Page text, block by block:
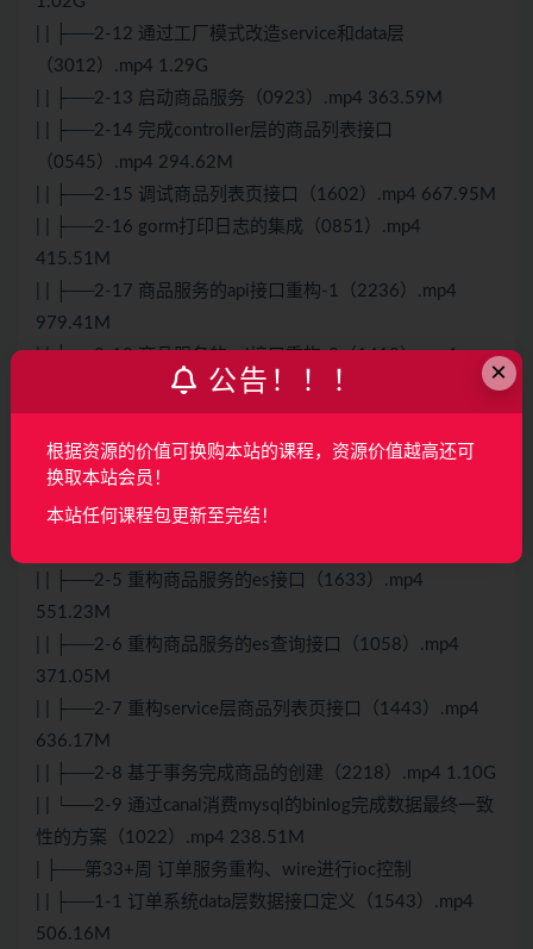
| | ├──2-12 通过工厂模式改造service和data层
（3012）.mp4 1.29G
| | ├──2-13 启动商品服务（0923）.mp4 363.59M
| | ├──2-14 完成controller层的商品列表接口
（0545）.mp4 294.62M
| | ├──2-15 调试商品列表页接口（1602）.mp4 667.95M
| | ├──2-16 gorm打印日志的集成（0851）.mp4
415.51M
| | ├──2-17 商品服务的api接口重构-1（2236）.mp4
979.41M
| | ├──2-18 商品服务的api接口重构-2（1418）.mp4
| | ├──2-2 重构商品相关的接口（1217）.mp4 654.44M
| | ├──2-3 重构商品服务其他接口的data接口
（1123）.mp4 486.74M
| | ├──2-4 商品列表页重构需求分析（1057）.mp4
| | ├──2-5 重构商品服务的es接口（1633）.mp4
551.23M
| | ├──2-6 重构商品服务的es查询接口（1058）.mp4
371.05M
| | ├──2-7 重构service层商品列表页接口（1443）.mp4
636.17M
| | ├──2-8 基于事务完成商品的创建（2218）.mp4 1.10G
| | └──2-9 通过canal消费mysql的binlog完成数据最终一致
性的方案（1022）.mp4 238.51M
| ├──第33+周 订单服务重构、wire进行ioc控制
| | ├──1-1 订单系统data层数据接口定义（1543）.mp4
506.16M
×
公告！！！
根据资源的价值可换购本站的课程，资源价值越高还可
换取本站会员！
本站任何课程包更新至完结！